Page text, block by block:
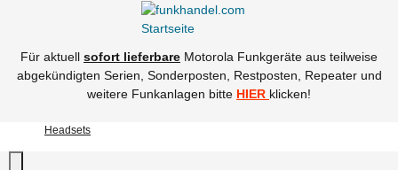
Für aktuell sofort lieferbare Motorola Funkgeräte aus teilweise
abgekündigten Serien, Sonderposten, Restposten, Repeater und
weitere Funkanlagen bitte HIER klicken!
Headsets